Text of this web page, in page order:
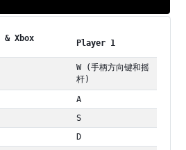
Xbox
Player 1
W (手柄方向键和摇
杆)
A
S
D